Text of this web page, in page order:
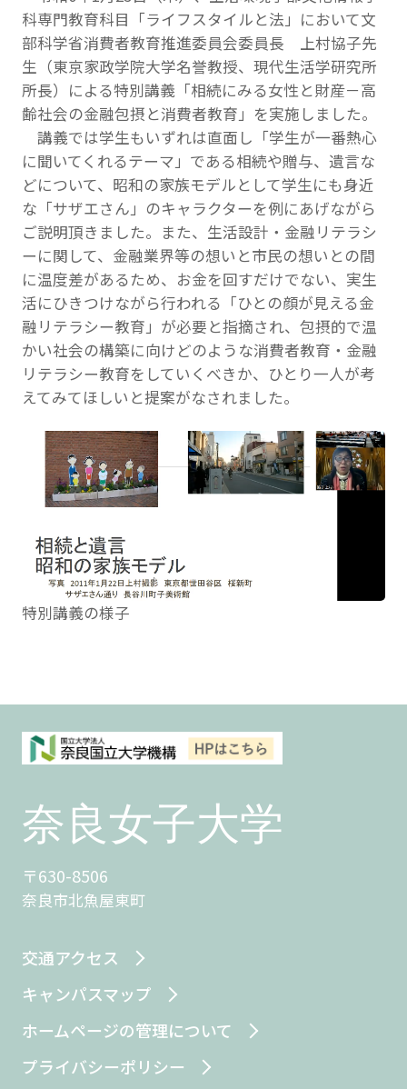
科専門教育科目「ライフスタイルと法」において文
部科学省消費者教育推進委員会委員長 上村協子先
生（東京家政学院大学名誉教授、現代生活学研究所
所長）による特別講義「相続にみる女性と財産－高
齢社会の金融包摂と消費者教育」を実施しました。
講義では学生もいずれは直面し「学生が一番熱心
に聞いてくれるテーマ」である相続や贈与、遺言な
どについて、昭和の家族モデルとして学生にも身近
な「サザエさん」のキャラクターを例にあげながら
ご説明頂きました。また、生活設計・金融リテラシ
ーに関して、金融業界等の想いと市民の想いとの間
に温度差があるため、お金を回すだけでない、実生
活にひきつけながら行われる「ひとの顔が見える金
融リテラシー教育」が必要と指摘され、包摂的で温
かい社会の構築に向けどのような消費者教育・金融
リテラシー教育をしていくべきか、ひとり一人が考
えてみてほしいと提案がなされました。
特別講義の様子
〒630-8506
奈良市北魚屋東町
交通アクセス
キャンパスマップ
ホームページの管理について
プライバシーポリシー